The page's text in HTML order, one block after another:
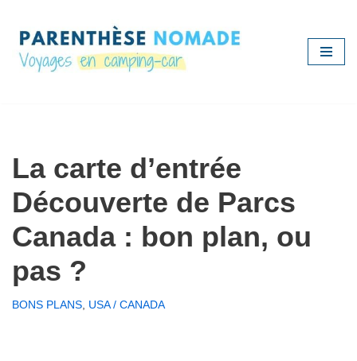
Aller
au
La carte d’entrée
Découverte de Parcs
Canada : bon plan, ou
pas ?
BONS PLANS USA / CANADA